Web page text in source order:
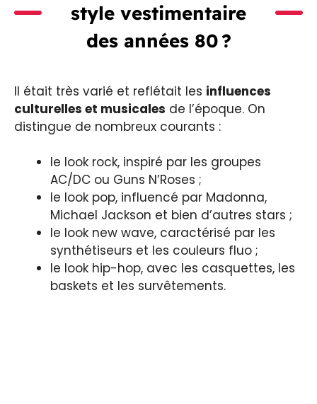
style vestimentaire
des années 80 ?
Il était très varié et reflétait les influences
culturelles et musicales de l’époque. On
distingue de nombreux courants :
le look rock, inspiré par les groupes
AC/DC ou Guns N’Roses ;
le look pop, influencé par Madonna,
Michael Jackson et bien d’autres stars ;
le look new wave, caractérisé par les
synthétiseurs et les couleurs fluo ;
le look hip-hop, avec les casquettes, les
baskets et les survêtements.